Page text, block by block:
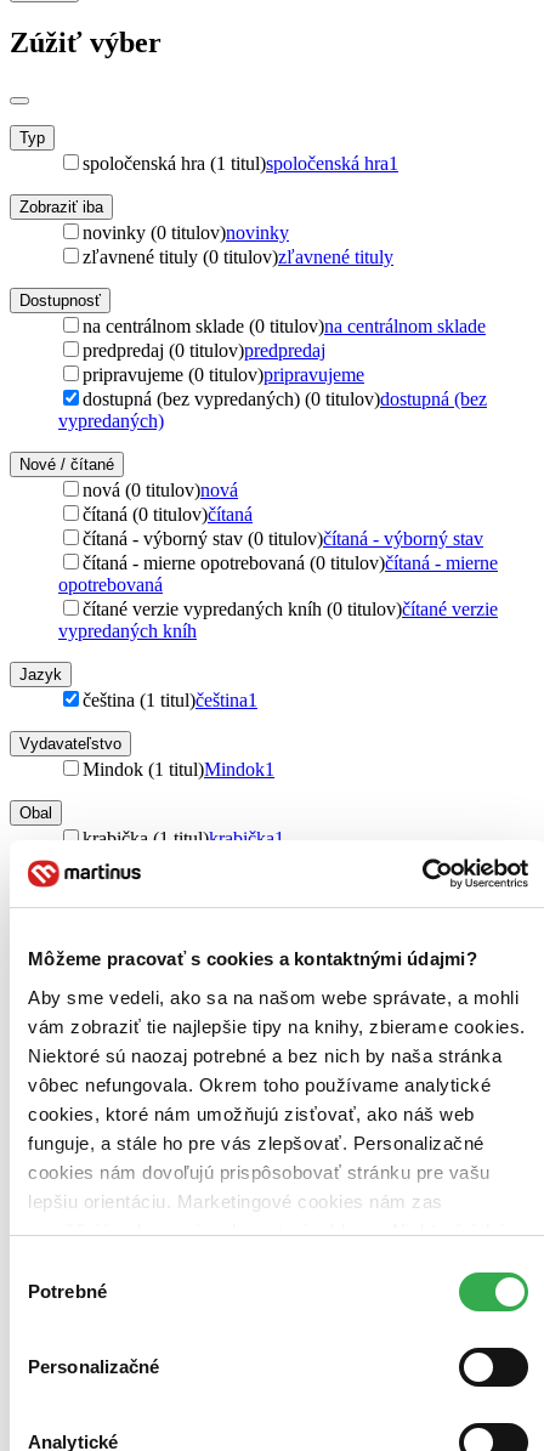
Môžeme pracovať s cookies a kontaktnými údajmi?
Aby sme vedeli, ako sa na našom webe správate, a mohli
vám zobraziť tie najlepšie tipy na knihy, zbierame cookies.
Niektoré sú naozaj potrebné a bez nich by naša stránka
vôbec nefungovala. Okrem toho používame analytické
cookies, ktoré nám umožňujú zisťovať, ako náš web
funguje, a stále ho pre vás zlepšovať. Personalizačné
cookies nám dovoľujú prispôsobovať stránku pre vašu
lepšiu orientáciu. Marketingové cookies nám zas
umožňujú zobrazenie relevantnej reklamy. Niektoré údaje
keby sme mohli používať všetky tieto cookies. Ďakujeme!
súhlasu
Potrebné
Personalizačné
Analytické
Zúžiť výber
Typ
spoločenská hra (1 titul)spoločenská hra1
Zobraziť iba
novinky (0 titulov)novinky
zľavnené tituly (0 titulov)zľavnené tituly
Dostupnosť
na centrálnom sklade (0 titulov)na centrálnom sklade
predpredaj (0 titulov)predpredaj
pripravujeme (0 titulov)pripravujeme
dostupná (bez vypredaných) (0 titulov)dostupná (bez
vypredaných)
Nové / čítané
nová (0 titulov)nová
čítaná (0 titulov)čítaná
čítaná - výborný stav (0 titulov)čítaná - výborný stav
čítaná - mierne opotrebovaná (0 titulov)čítaná - mierne
opotrebovaná
čítané verzie vypredaných kníh (0 titulov)čítané verzie
vypredaných kníh
Jazyk
čeština (1 titul)čeština1
Vydavateľstvo
Mindok (1 titul)Mindok1
Obal
krabička (1 titul)krabička1
Zúžiť výber
Bestsellery
Novinky
Najdrahšie
Najlacnejšie
Najvyššia zľava
Zrušiť filtre